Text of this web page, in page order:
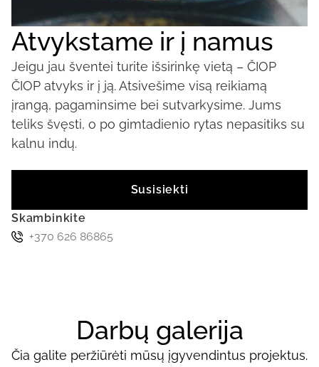
Atvykstame ir į namus
Jeigu jau šventei turite išsirinkę vietą – ČIOP
ČIOP atvyks ir į ją. Atsivešime visą reikiamą
įrangą, pagaminsime bei sutvarkysime. Jums
teliks švęsti, o po gimtadienio rytas nepasitiks su
kalnu indų.
Susisiekti
Skambinkite
+370 626 86865
Darbų galerija
Čia galite peržiūrėti mūsų įgyvendintus projektus.